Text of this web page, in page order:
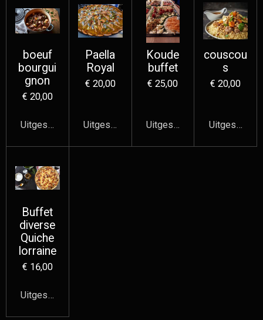
boeuf
bourgui
gnon
€ 20,00
Uitgeschakeld
Paella
Royal
€ 20,00
Uitgeschakeld
Koude
buffet
€ 25,00
Uitgeschakeld
couscou
s
€ 20,00
Buffet
diverse
Quiche
lorraine
€ 16,00
Uitgeschakeld